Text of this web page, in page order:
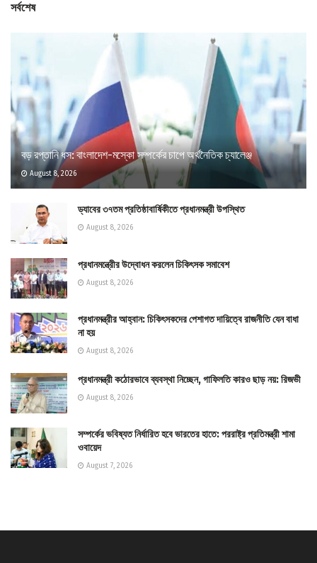
সর্বশেষ
বড় রপ্তানি ধস: বাংলাদেশ-মস্কো সম্পর্কের চাপে অর্থনৈতিক চ্যালেঞ্জ
August 8, 2026
ড্যাবের ৩৭তম প্রতিষ্ঠাবার্ষিকীতে প্রধানমন্ত্রী উপস্থিত
August 8, 2026
প্রধানমন্ত্রীের উদ্বোধন করলেন চিকিৎসক সমাবেশ
August 8, 2026
প্রধানমন্ত্রীর আহ্বান: চিকিৎসকদের পেশাগত দায়িত্বে রাজনীতি যেন বাধা
না হয়
August 8, 2026
প্রধানমন্ত্রী কঠোরভাবে ব্যবস্থা নিচ্ছেন, গাফিলতি কারও ছাড় নয়: রিজভী
August 8, 2026
সম্পর্কের ভবিষ্যত নির্ধারিত হবে ভারতের হাতে: পররাষ্ট্র প্রতিমন্ত্রী শামা
ওবায়েদ
August 7, 2026